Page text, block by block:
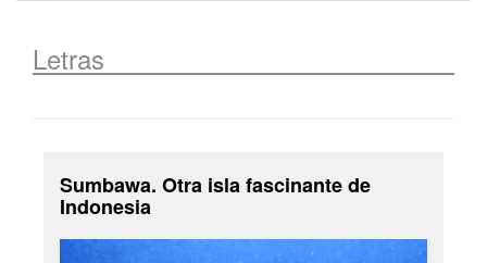
Letras
Sumbawa. Otra isla fascinante de
Indonesia